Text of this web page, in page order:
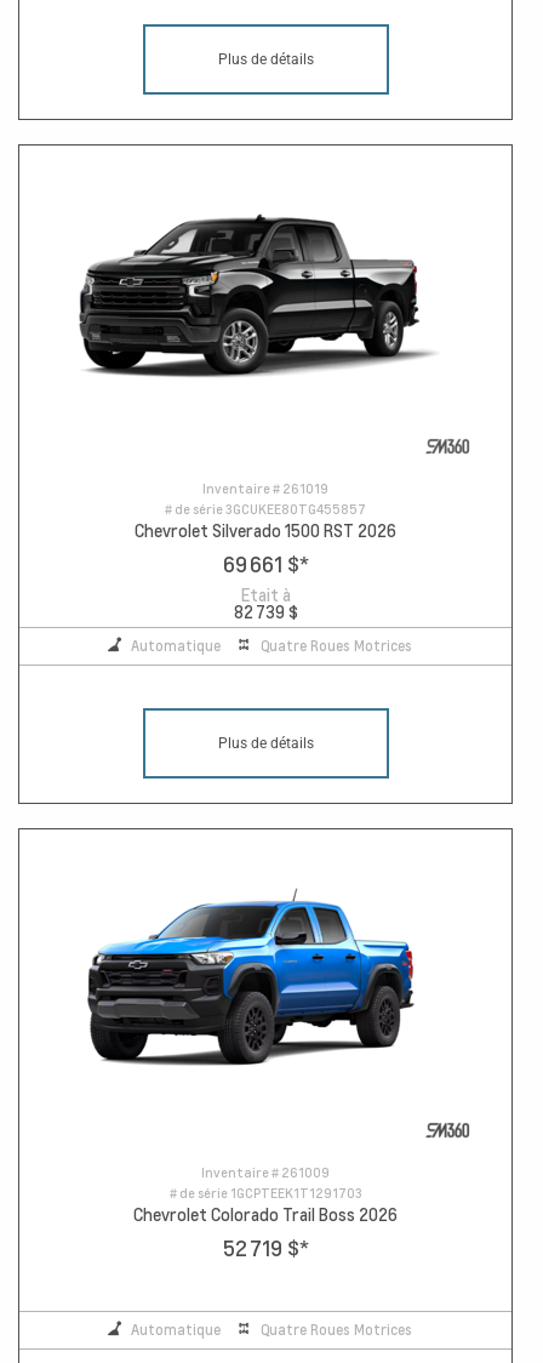
Plus de détails
Inventaire # 261019
# de série3GCUKEE80TG455857
Chevrolet Silverado 1500 RST 2026
69 661 $*
Etait à
82 739 $
Automatique Quatre Roues Motrices
Plus de détails
Inventaire # 261009
# de série 1GCPTEEK1T1291703
Chevrolet Colorado Trail Boss 2026
52 719 $*
Automatique Quatre Roues Motrices